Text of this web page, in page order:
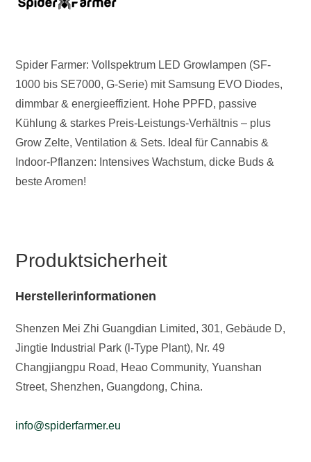
Spider Farmer: Vollspektrum LED Growlampen (SF-
1000 bis SE7000, G-Serie) mit Samsung EVO Diodes,
dimmbar & energieeffizient. Hohe PPFD, passive
Kühlung & starkes Preis-Leistungs-Verhältnis – plus
Grow Zelte, Ventilation & Sets. Ideal für Cannabis &
Indoor-Pflanzen: Intensives Wachstum, dicke Buds &
beste Aromen!
Produktsicherheit
Herstellerinformationen
Shenzen Mei Zhi Guangdian Limited, 301, Gebäude D,
Jingtie Industrial Park (l-Type Plant), Nr. 49
Changjiangpu Road, Heao Community, Yuanshan
Street, Shenzhen, Guangdong, China.
info@spiderfarmer.eu